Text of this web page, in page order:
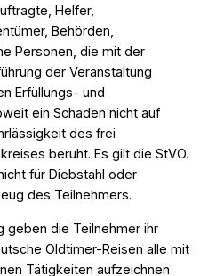
Helfer,
Behörden,
Personen, die mit der
der Veranstaltung
Erfüllungs- und
ein Schaden nicht auf
des frei
beruht. Es gilt die StVO.
für Diebstahl oder
des Teilnehmers.
geben die Teilnehmer ihr
Oldtimer-Reisen alle mit
Tätigkeiten aufzeichnen